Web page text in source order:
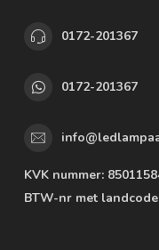
0172-201367
0172-201367
KVK nummer:
BTW-nr met